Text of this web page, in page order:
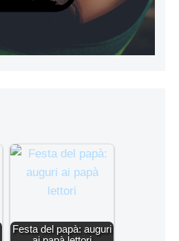
Festa del papà: auguri